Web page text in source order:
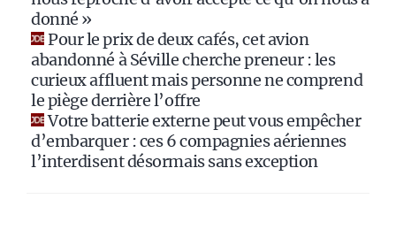
donné »
Pour le prix de deux cafés, cet avion
abandonné à Séville cherche preneur : les
curieux affluent mais personne ne comprend
le piège derrière l’offre
Votre batterie externe peut vous empêcher
d’embarquer : ces 6 compagnies aériennes
l’interdisent désormais sans exception